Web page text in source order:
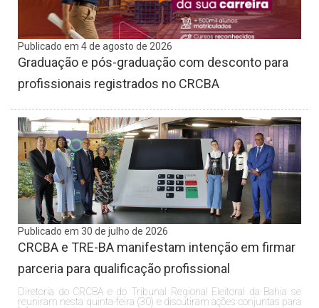
Publicado em 4 de agosto de 2026
Graduação e pós-graduação com desconto para
profissionais registrados no CRCBA
Publicado em 30 de julho de 2026
CRCBA e TRE-BA manifestam intenção em firmar
parceria para qualificação profissional
Diretoria do CRCBA e do Tribunal Regional Eleitoral da Bahia se
reuniram nesta quinta-feira (30) e discutiram ações conjuntas para